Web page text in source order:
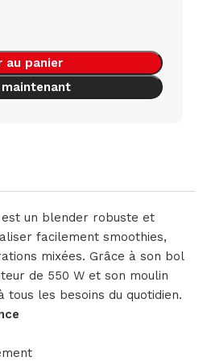
au panier
est un blender robuste et
facilement smoothies,
mixées. Grâce à son bol
de 550 W et son moulin
tous les besoins du quotidien.